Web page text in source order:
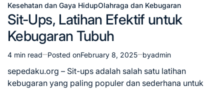
Posted
in
Kesehatan dan Gaya HidupOlahraga dan Kebugaran
Sit-Ups, Latihan Efektif untuk
Kebugaran Tubuh
Estimated
read
time
4 min read Posted onFebruary 8, 2025 byadmin
sepedaku.org – Sit-ups adalah salah satu latihan
kebugaran yang paling populer dan sederhana untuk